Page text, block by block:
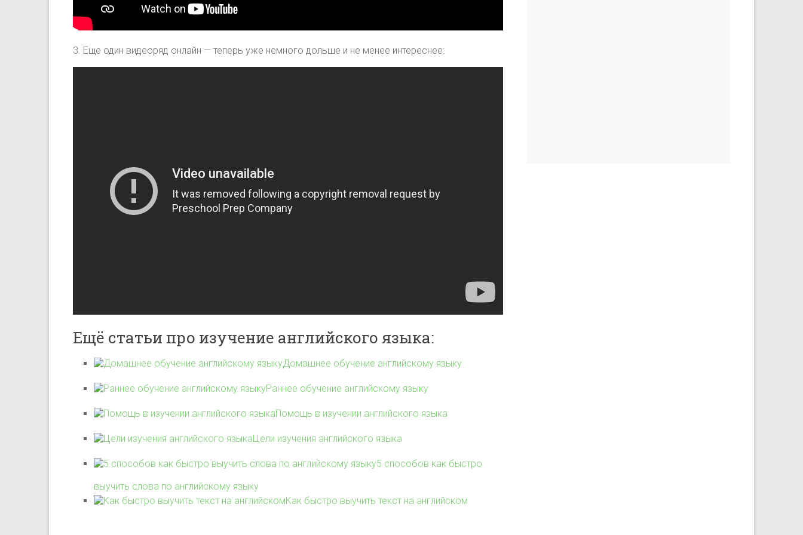
3. Еще один видеоряд онлайн — теперь уже немного дольше и не менее интереснее:
Ещё статьи про изучение английского языка:
Домашнее обучение английскому языку
Раннее обучение английскому языку
Помощь в изучении английского языка
Цели изучения английского языка
5 способов как быстро
выучить слова по английскому языку
Как быстро выучить текст на английском